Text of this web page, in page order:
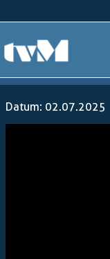
Datum: 02.07.2025